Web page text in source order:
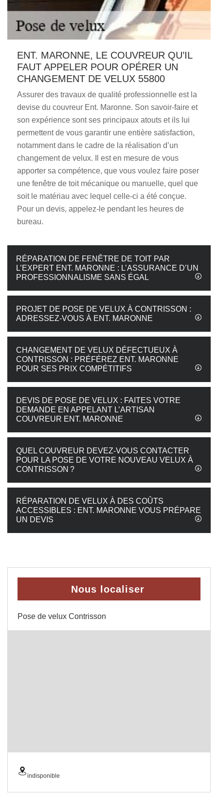
ENT. MARONNE, LE COUVREUR QU’IL
FAUT APPELER POUR OPÉRER UN
CHANGEMENT DE VELUX 55800
Assurer des travaux de qualité professionnelle est la
devise du couvreur Ent. Maronne. Son savoir-faire et
son expérience sont ses principaux atouts et ils lui
permettent de vous garantir une entière satisfaction,
notamment dans le cadre de la réalisation d’un
changement de velux. Il est en mesure de vous
apporter sa compétence, que vous voulez faire poser
une fenêtre de toit mécanique ou manuelle, quel que
soit le matériau avec lequel celle-ci a été conçue.
Pour un devis, appelez-le pendant les heures de
bureau.
RÉPARATION DE FENÊTRE DE TOIT PAR
L’EXPERT ENT. MARONNE : L’ASSURANCE D’UN
PROFESSIONNALISME SANS ÉGAL
PROJET DE POSE DE VELUX À CONTRISSON :
ADRESSEZ-VOUS À ENT. MARONNE
CHANGEMENT DE VELUX DÉFECTUEUX À
CONTRISSON : PRÉFÉREZ ENT. MARONNE
POUR SES PRIX COMPÉTITIFS
DEVIS DE POSE DE VELUX : FAITES VOTRE
DEMANDE EN APPELANT L’ARTISAN
COUVREUR ENT. MARONNE
QUEL COUVREUR DEVEZ-VOUS CONTACTER
POUR LA POSE DE VOTRE NOUVEAU VELUX À
CONTRISSON ?
RÉPARATION DE VELUX À DES COÛTS
ACCESSIBLES : ENT. MARONNE VOUS PRÉPARE
UN DEVIS
Nous localiser
Pose de velux Contrisson
indisponible